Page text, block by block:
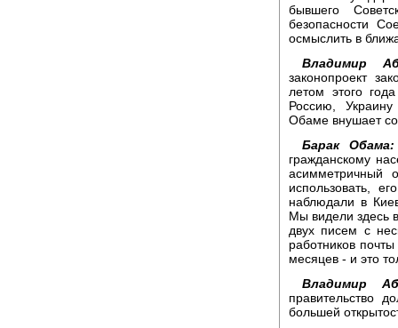
бывшего
безопасности
осмыслить в
Владимир
законопроект
летом этого
Россию,
Обаме внушает
Барак Обама:
гражданскому
асимметричный
использовать,
наблюдали в
Мы видели здесь
двух писем с
работников
месяцев - и это
Владимир
правительство
большей